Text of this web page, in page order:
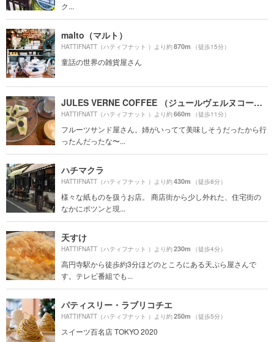
ク...
malto（マルト）
HATTIFNATT（ハティフナット ）より約870m （徒歩15分）
童話の世界の雑貨屋さん
JULES VERNE COFFEE （ジュールヴェルヌコーヒー）
HATTIFNATT（ハティフナット ）より約660m （徒歩11分）
フルーツサンド屋さん。姉がいってて美味しそうだったから行
ったんだったな〜...
ハチマクラ
HATTIFNATT（ハティフナット ）より約430m （徒歩8分）
様々な紙ものを扱うお店。 商店街から少し外れた、住宅街の
なかにポツンと現...
天すけ
HATTIFNATT（ハティフナット ）より約230m （徒歩4分）
高円寺駅から徒歩約3分ほどのところにある天ぷら屋さんで
す。テレビ番組でも...
パティスリー・ラブリコチエ
HATTIFNATT（ハティフナット ）より約250m （徒歩5分）
スイーツ百名店 TOKYO 2020